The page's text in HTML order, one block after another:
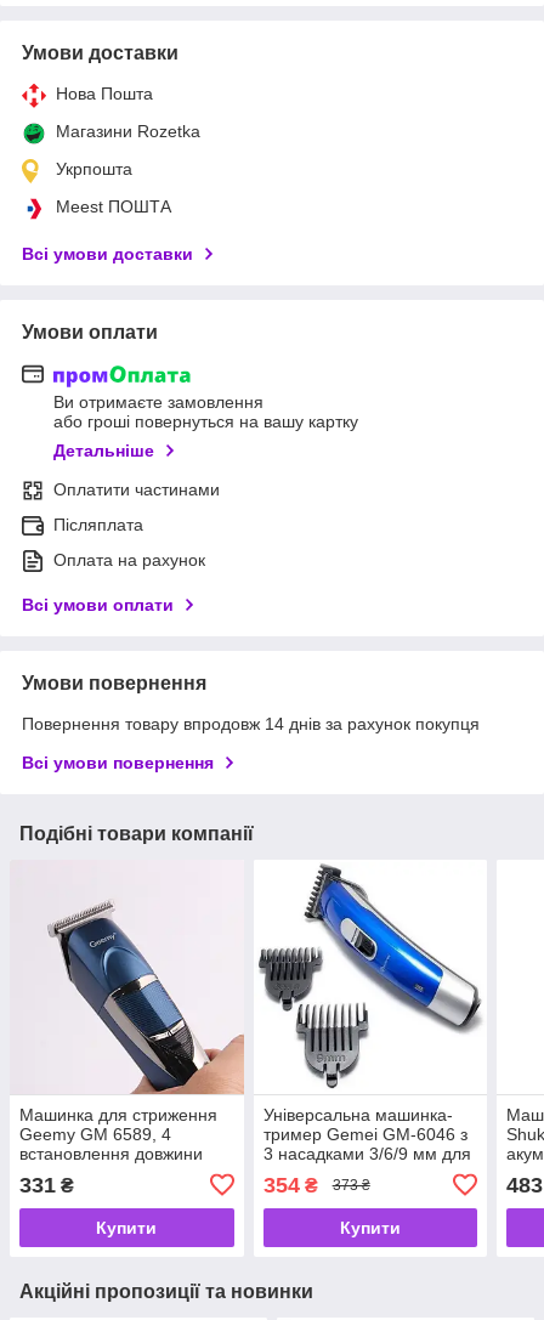
Умови доставки
Нова Пошта
Магазини Rozetka
Укрпошта
Meest ПОШТА
Всі умови доставки
Умови оплати
Ви отримаєте замовлення
або гроші повернуться на вашу картку
Детальніше
Оплатити частинами
Післяплата
Оплата на рахунок
Всі умови оплати
Умови повернення
Повернення товару впродовж 14 днів за рахунок покупця
Всі умови повернення
Подібні товари компанії
Машинка для стриження
Geemy GM 6589, 4
встановлення довжини
331 ₴
Купити
Універсальна машинка-
тример Gemei GM-6046 з
3 насадками 3/6/9 мм для
бороди
354₴ 373 ₴
Купити
483
Акційні пропозиції та новинки